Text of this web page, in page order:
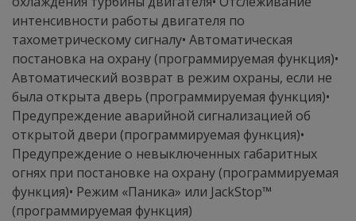
интенсивности работы двигателя по
тахометрическому сигналу• Автоматическая
постановка на охрану (программируемая функция)•
Автоматический возврат в режим охраны, если не
была открыта дверь (программируемая функция)•
Предупреждение аварийной сигнализацией об
открытой двери (программируемая функция)•
Предупреждение о невыключенных габаритных
огнях при постановке на охрану (программируемая
функция)• Режим «Паника» или JackStop™
(программируемая функция)